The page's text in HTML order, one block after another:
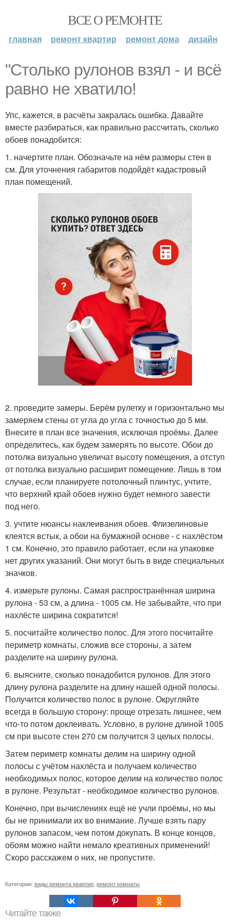
ВСЕ О РЕМОНТЕ
главная ремонт квартир ремонт дома дизайн
"Столько рулонов взял - и всё
равно не хватило!
Упс, кажется, в расчёты закралась ошибка. Давайте
вместе разбираться, как правильно рассчитать, сколько
обоев понадобится:
1. начертите план. Обозначьте на нём размеры стен в
см. Для уточнения габаритов подойдёт кадастровый
план помещений.
2. проведите замеры. Берём рулетку и горизонтально мы
замеряем стены от угла до угла с точностью до 5 мм.
Внесите в план все значения, исключая проёмы. Далее
определитесь, как будем замерять по высоте. Обои до
потолка визуально увеличат высоту помещения, а отступ
от потолка визуально расширит помещение. Лишь в том
случае, если планируете потолочный плинтус, учтите,
что верхний край обоев нужно будет немного завести
под него.
3. учтите нюансы наклеивания обоев. Флизелиновые
клеятся встык, а обои на бумажной основе - с нахлёстом
1 см. Конечно, это правило работает, если на упаковке
нет других указаний. Они могут быть в виде специальных
значков.
4. измерьте рулоны. Самая распространённая ширина
рулона - 53 см, а длина - 1005 см. Не забывайте, что при
нахлёсте ширина сократится!
5. посчитайте количество полос. Для этого посчитайте
периметр комнаты, сложив все стороны, а затем
разделите на ширину рулона.
6. выясните, сколько понадобится рулонов. Для этого
длину рулона разделите на длину нашей одной полосы.
Получится количество полос в рулоне. Округляйте
всегда в большую сторону: проще отрезать лишнее, чем
что-то потом доклеивать. Условно, в рулоне длиной 1005
см при высоте стен 270 см получится 3 целых полосы.
Затем периметр комнаты делим на ширину одной
полосы с учётом нахлёста и получаем количество
необходимых полос, которое делим на количество полос
в рулоне. Результат - необходимое количество рулонов.
Конечно, при вычислениях ещё не учли проёмы, но мы
бы не принимали их во внимание. Лучше взять пару
рулонов запасом, чем потом докупать. В конце концов,
обоям можно найти немало креативных применений!
Скоро расскажем о них, не пропустите.
Категории: виды ремонта квартир ремонт комнаты
Читайте также